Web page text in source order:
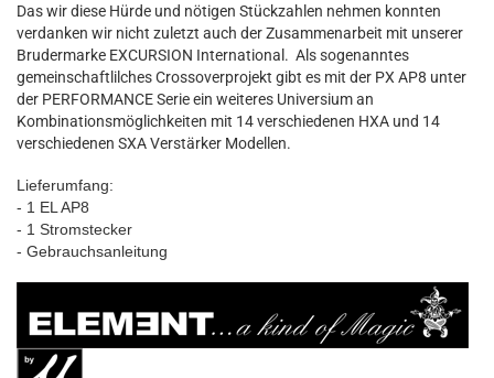
Das wir diese Hürde und nötigen Stückzahlen nehmen konnten
verdanken wir nicht zuletzt auch der Zusammenarbeit mit unserer
Brudermarke EXCURSION International. Als sogenanntes
gemeinschaftlilches Crossoverprojekt gibt es mit der PX AP8 unter
der PERFORMANCE Serie ein weiteres Universium an
Kombinationsmöglichkeiten mit 14 verschiedenen HXA und 14
verschiedenen SXA Verstärker Modellen.
Lieferumfang:
- 1 EL AP8
- 1 Stromstecker
- Gebrauchsanleitung